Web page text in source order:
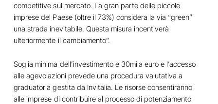
competitive sul mercato. La gran parte delle piccole
imprese del Paese (oltre il 73%) considera la via “green”
una strada inevitabile. Questa misura incentiverà
ulteriormente il cambiamento”.
Soglia minima dell’investimento è 30mila euro e l’accesso
alle agevolazioni prevede una procedura valutativa a
graduatoria gestita da Invitalia. Le risorse consentiranno
alle imprese di contribuire al processo di potenziamento